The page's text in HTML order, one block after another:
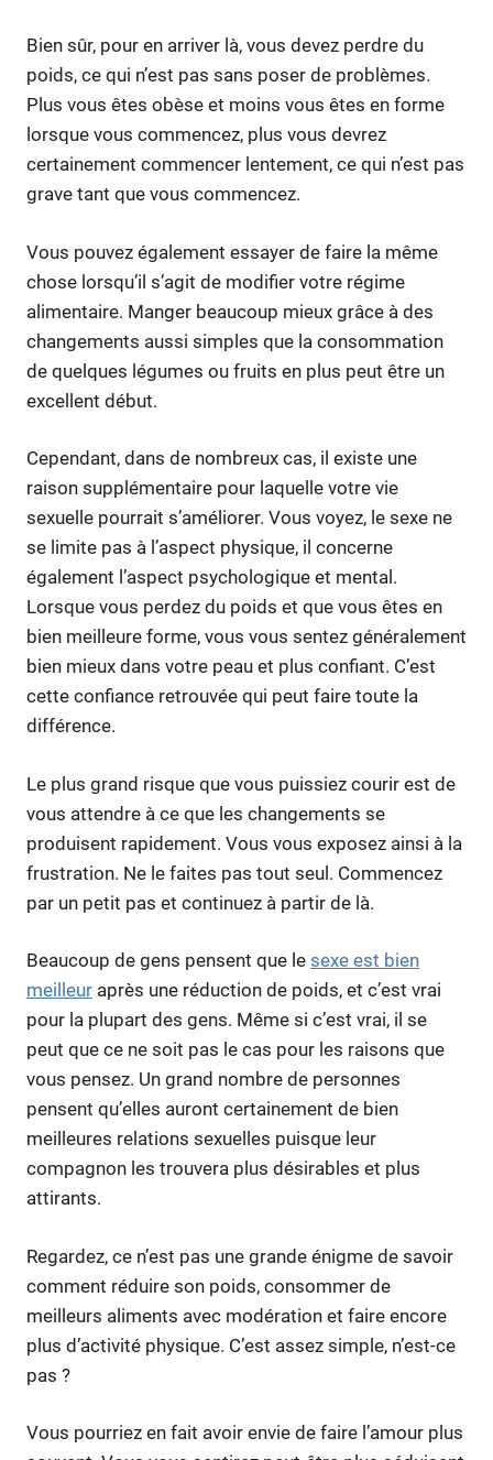
Bien sûr, pour en arriver là, vous devez perdre du
poids, ce qui n’est pas sans poser de problèmes.
Plus vous êtes obèse et moins vous êtes en forme
lorsque vous commencez, plus vous devrez
certainement commencer lentement, ce qui n’est pas
grave tant que vous commencez.
Vous pouvez également essayer de faire la même
chose lorsqu’il s’agit de modifier votre régime
alimentaire. Manger beaucoup mieux grâce à des
changements aussi simples que la consommation
de quelques légumes ou fruits en plus peut être un
excellent début.
Cependant, dans de nombreux cas, il existe une
raison supplémentaire pour laquelle votre vie
sexuelle pourrait s’améliorer. Vous voyez, le sexe ne
se limite pas à l’aspect physique, il concerne
également l’aspect psychologique et mental.
Lorsque vous perdez du poids et que vous êtes en
bien meilleure forme, vous vous sentez généralement
bien mieux dans votre peau et plus confiant. C’est
cette confiance retrouvée qui peut faire toute la
différence.
Le plus grand risque que vous puissiez courir est de
vous attendre à ce que les changements se
produisent rapidement. Vous vous exposez ainsi à la
frustration. Ne le faites pas tout seul. Commencez
par un petit pas et continuez à partir de là.
Beaucoup de gens pensent que le sexe est bien
meilleur après une réduction de poids, et c’est vrai
pour la plupart des gens. Même si c’est vrai, il se
peut que ce ne soit pas le cas pour les raisons que
vous pensez. Un grand nombre de personnes
pensent qu’elles auront certainement de bien
meilleures relations sexuelles puisque leur
compagnon les trouvera plus désirables et plus
attirants.
Regardez, ce n’est pas une grande énigme de savoir
comment réduire son poids, consommer de
meilleurs aliments avec modération et faire encore
plus d’activité physique. C’est assez simple, n’est-ce
pas ?
Vous pourriez en fait avoir envie de faire l’amour plus